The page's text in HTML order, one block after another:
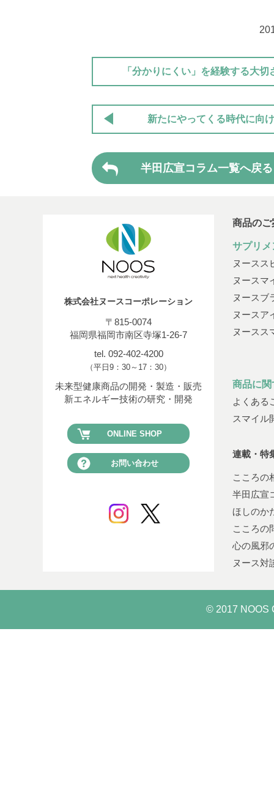
「分かりにくい」を経験する大切
新たにやってくる時代に向
半田広宣コラム一覧へ戻る
株式会社ヌースコーポレーション
〒815-0074
福岡県福岡市南区寺塚1-26-7
tel. 092-402-4200
（平日9：30～17：30）
未来型健康商品の開発・製造・販売
新エネルギー技術の研究・開発
ONLINE SHOP
お問い合わせ
商品のご
サプリメ
ヌースス
ヌースマ
ヌースブ
ヌースア
ヌースス
商品に関
よくある
スマイル
連載・特
こころの
半田広宣
ほしのか
こころの
心の風邪
ヌース対
© 2017 NOOS